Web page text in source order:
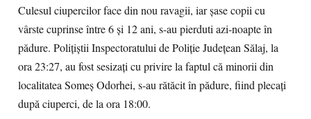
Culesul ciupercilor face din nou ravagii, iar șase copii cu
vârste cuprinse între 6 și 12 ani, s-au pierduti azi-noapte în
pădure. Polițiștii Inspectoratului de Poliție Județean Sălaj, la
ora 23:27, au fost sesizați cu privire la faptul că minorii din
localitatea Someș Odorhei, s-au rătăcit în pădure, fiind plecați
după ciuperci, de la ora 18:00.